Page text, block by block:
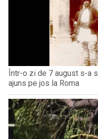
Într-o zi de 7 august s-a
ajuns pe jos la Roma